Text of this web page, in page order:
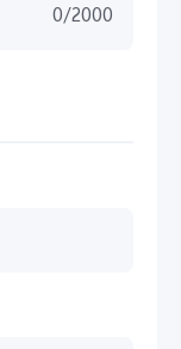
0/2000